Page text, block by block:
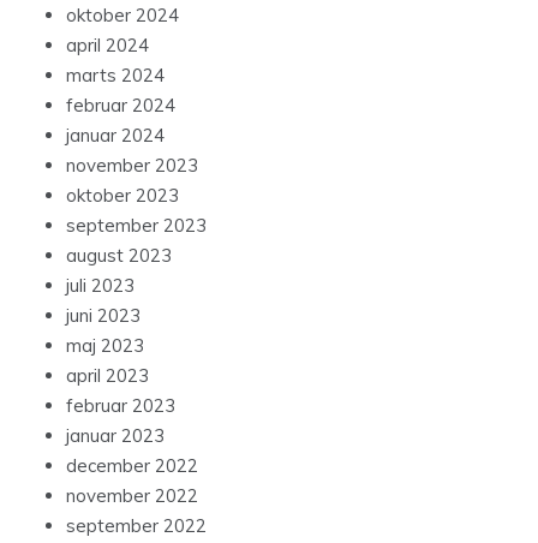
oktober 2024
april 2024
marts 2024
februar 2024
januar 2024
november 2023
oktober 2023
september 2023
august 2023
juli 2023
juni 2023
maj 2023
april 2023
februar 2023
januar 2023
december 2022
november 2022
september 2022